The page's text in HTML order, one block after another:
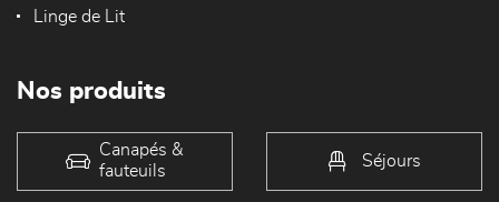
Linge de Lit
Nos produits
Canapés &
fauteuils
Séjours